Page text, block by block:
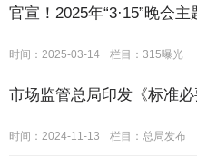
官宣！2025年“3·15”晚会主
时间：2025-03-14 栏目： 315曝光
市场监管总局印发《标准必
时间：2024-11-13 栏目： 总局发布